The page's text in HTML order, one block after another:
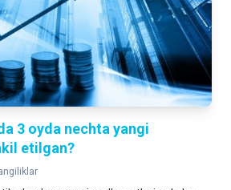
3 oyda nechta yangi
etilgan?